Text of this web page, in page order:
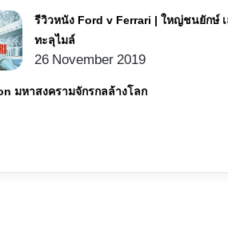
รีวิวหนัง Ford v Ferrari | ใหญ่ชนยักษ์
ทะลุไมล์
26 November 2019
มหาสงครามจักรกลล้างโลก